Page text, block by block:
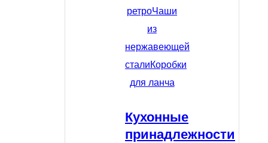
ретроЧаши
из
нержавеющей
сталиКоробки
для ланча
Кухонные
принадлежности